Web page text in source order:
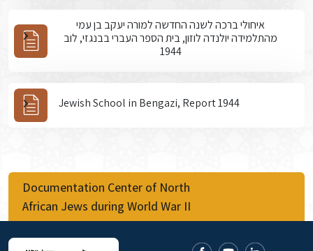
איחולי ברכה לשנה החדשה למורה יעקב בן עמי
מהתלמידה יולנדה לוזון, בית הספר העברי בבנגזי, לוב
1944
Jewish School in Bengazi, Report 1944
Documentation Center of North
African Jews during World War II